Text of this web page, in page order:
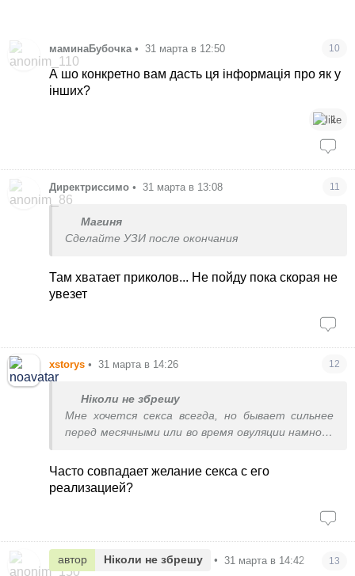
маминаБубочка • 31 марта в 12:50 10
А шо конкретно вам дасть ця інформація про як у
інших?
1
Директриссимо • 31 марта в 13:08 11
Магиня
Сделайте УЗИ после окончания
Там хватает приколов... Не пойду пока скорая не
увезет
xstorys • 31 марта в 14:26 12
Ніколи не збрешу
Мне хочется секса всегда, но бывает сильнее
перед месячными или во время овуляции намного
Часто совпадает желание секса с его
реализацией?
автор Ніколи не збрешу • 31 марта в 14:42 13